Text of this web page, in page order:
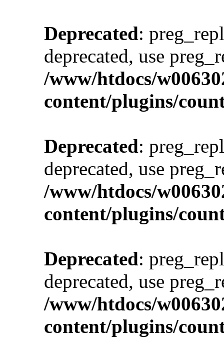
Deprecated:
deprecated, use
/www/htdocs/
content/plugins/
Deprecated:
deprecated, use
/www/htdocs/
content/plugins/
Deprecated:
deprecated, use
/www/htdocs/
content/plugins/